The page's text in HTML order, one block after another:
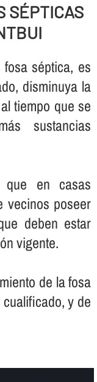
SÉPTICAS
séptica, es
disminuya la
tiempo que se
sustancias
en casas
vecinos poseer
deben estar
vigente.
de la fosa
y de